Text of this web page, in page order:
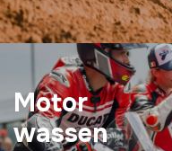
Motor
wassen